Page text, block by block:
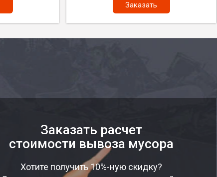
Заказать
Заказать расчет
стоимости вывоза мусора
Хотите получить 10%-ную скидку?